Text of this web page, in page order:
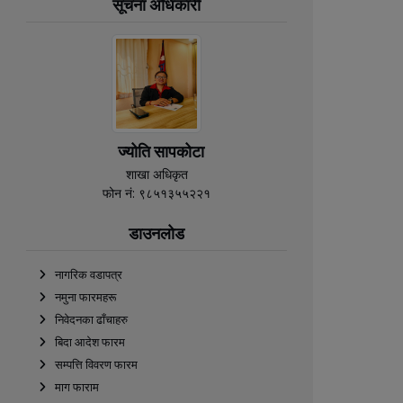
सूचना अधिकारी
ज्योति सापकोटा
शाखा अधिकृत
फोन नं: ९८५१३५५२२१
डाउनलोड
नागरिक वडापत्र
नमुना फारमहरू
निवेदनका ढाँचाहरु
बिदा आदेश फारम
सम्पत्ति विवरण फारम
माग फाराम